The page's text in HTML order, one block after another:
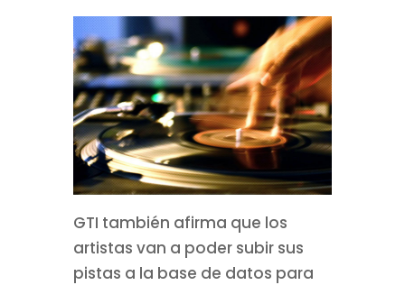
GTI también afirma que los
artistas van a poder subir sus
pistas a la base de datos para